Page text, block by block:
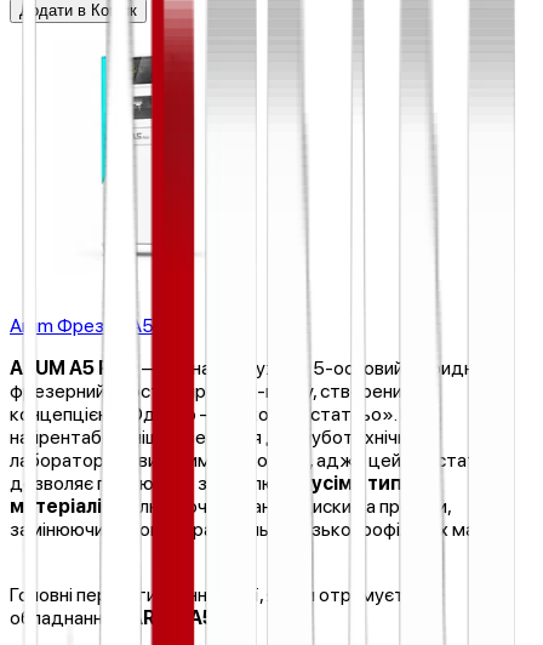
Додати в Кошик
Arum Фрезер A5 Pro
ARUM A5 PRO
— це надпотужний 5-осьовий гібридний
фрезерний верстат преміум-класу, створений за
концепцією «Одного — цілком достатньо». Це
найрентабельніша інвестиція для зуботехнічних
лабораторій із високими вимогами, адже цей верстат
дозволяє працювати з абсолютно усіма типами
матеріалів
, включаючи титанові диски та преміли,
замінюючи собою одразу кілька вузькопрофільних машин.
Головні переваги та інновації, які Ви отримуєте з
обладнанням
ARUM A5 Pro: